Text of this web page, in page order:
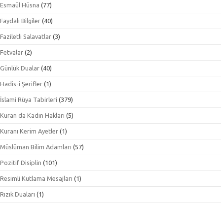
Esmaül Hüsna (77)
Faydalı Bilgiler (40)
Faziletli Salavatlar (3)
Fetvalar (2)
Günlük Dualar (40)
Hadis-i Şerifler (1)
İslami Rüya Tabirleri (379)
Kuran da Kadın Hakları (5)
Kuranı Kerim Ayetler (1)
Müslüman Bilim Adamları (57)
Pozitif Disiplin (101)
Resimli Kutlama Mesajları (1)
Rızık Duaları (1)